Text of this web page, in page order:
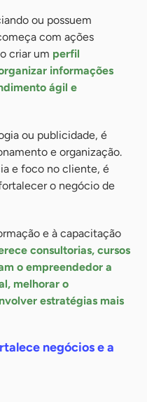
ou possuem
com ações
criar um perfil
informações
ágil e
ou publicidade, é
e organização.
e foco no cliente, é
o negócio de
e à capacitação
consultorias, cursos
o empreendedor a
melhorar o
estratégias mais
negócios e a